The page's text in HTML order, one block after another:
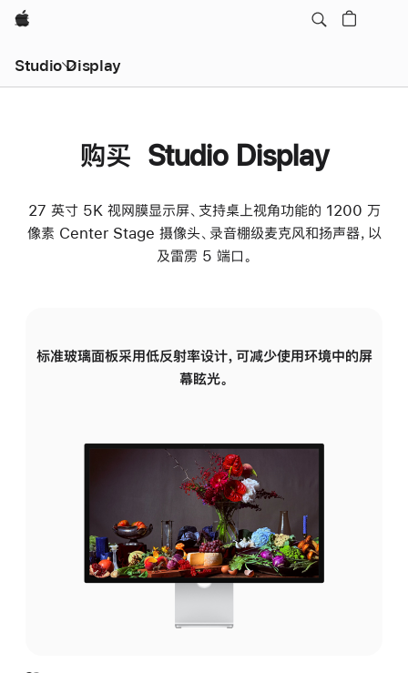
Apple
Studio Display
购买 Studio Display
27 英寸 5K 视网膜显示屏、支持桌上视角功能的 1200 万
像素 Center Stage 摄像头、录音棚级麦克风和扬声器，以
及雷雳 5 端口。
标准玻璃面板采用低反射率设计，可减少使用环境中的屏
幕眩光。